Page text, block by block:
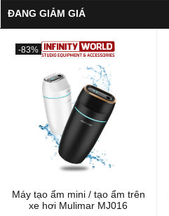
ĐANG GIẢM GIÁ
-83%
Máy tạo ẩm mini / tạo ẩm trên
xe hơi Mulimar MJ016